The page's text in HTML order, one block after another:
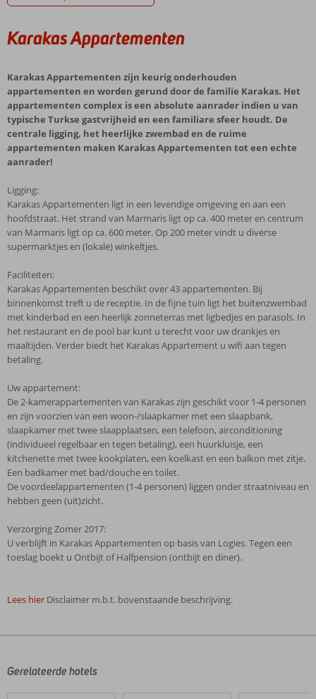
Karakas Appartementen
Karakas Appartementen zijn keurig onderhouden
appartementen en worden gerund door de familie Karakas. Het
appartementen complex is een absolute aanrader indien u van
typische Turkse gastvrijheid en een familiare sfeer houdt. De
centrale ligging, het heerlijke zwembad en de ruime
appartementen maken Karakas Appartementen tot een echte
aanrader!
Ligging:
Karakas Appartementen ligt in een levendige omgeving en aan een
hoofdstraat. Het strand van Marmaris ligt op ca. 400 meter en centrum
van Marmaris ligt op ca. 600 meter. Op 200 meter vindt u diverse
supermarktjes en (lokale) winkeltjes.
Faciliteiten:
Karakas Appartementen beschikt over 43 appartementen. Bij
binnenkomst treft u de receptie. In de fijne tuin ligt het buitenzwembad
met kinderbad en een heerlijk zonneterras met ligbedjes en parasols. In
het restaurant en de pool bar kunt u terecht voor uw drankjes en
maaltijden. Verder biedt het Karakas Appartement u wifi aan tegen
betaling.
Uw appartement:
De 2-kamerappartementen van Karakas zijn geschikt voor 1-4 personen
en zijn voorzien van een woon-/slaapkamer met een slaapbank,
slaapkamer met twee slaapplaatsen, een telefoon, airconditioning
(individueel regelbaar en tegen betaling), een huurkluisje, een
kitchenette met twee kookplaten, een koelkast en een balkon met zitje.
Een badkamer met bad/douche en toilet.
De voordeelappartementen (1-4 personen) liggen onder straatniveau en
hebben geen (uit)zicht.
Verzorging Zomer 2017:
U verblijft in Karakas Appartementen op basis van Logies. Tegen een
toeslag boekt u Ontbijt of Halfpension (ontbijt en diner).
Lees hier Disclaimer m.b.t. bovenstaande beschrijving.
door
Gerelateerde hotels